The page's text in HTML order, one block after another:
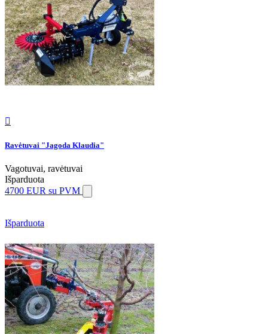

Ravėtuvai "Jagoda Klaudia"
Vagotuvai, ravėtuvai
Išparduota
4700 EUR su PVM
Išparduota